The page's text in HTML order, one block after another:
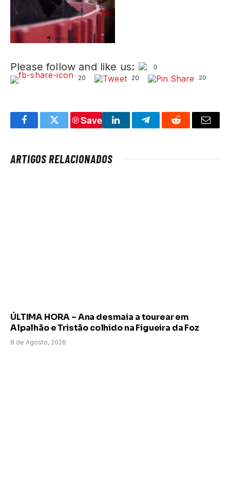
Please follow and like us:
0
20
20 20
FacebookTwitter
Save
LinkedInTelegramReddit Email
ARTIGOS RELACIONADOS
ÚLTIMA HORA – Ana desmaia a tourear em
Alpalhão e Tristão colhido na Figueira da Foz
8 de Agosto, 2026